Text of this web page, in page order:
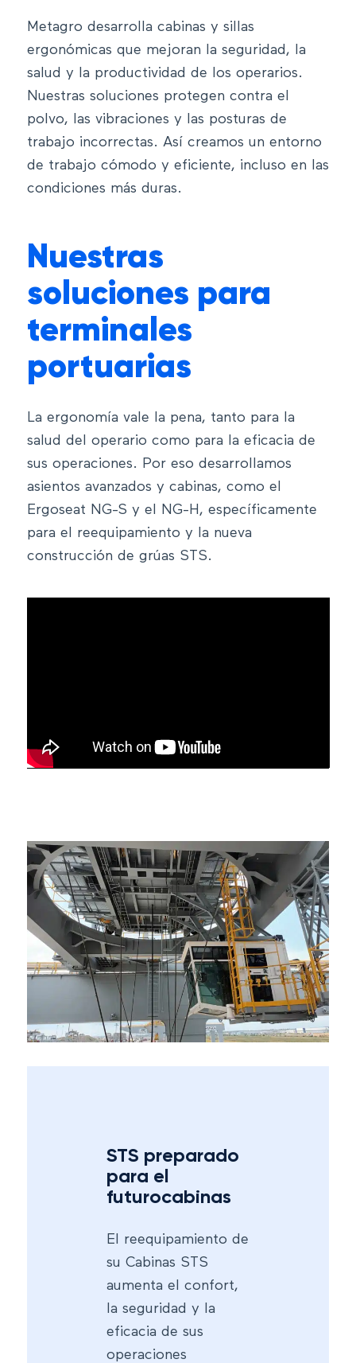
Metagro desarrolla cabinas y sillas
ergonómicas que mejoran la seguridad, la
salud y la productividad de los operarios.
Nuestras soluciones protegen contra el
polvo, las vibraciones y las posturas de
trabajo incorrectas. Así creamos un entorno
de trabajo cómodo y eficiente, incluso en las
condiciones más duras.
Nuestras
soluciones para
terminales
portuarias
La ergonomía vale la pena, tanto para la
salud del operario como para la eficacia de
sus operaciones. Por eso desarrollamos
asientos avanzados y cabinas, como el
Ergoseat NG-S y el NG-H, específicamente
para el reequipamiento y la nueva
construcción de grúas STS.
STS preparado
para el
futurocabinas
El reequipamiento de
su Cabinas STS
aumenta el confort,
la seguridad y la
eficacia de sus
operaciones